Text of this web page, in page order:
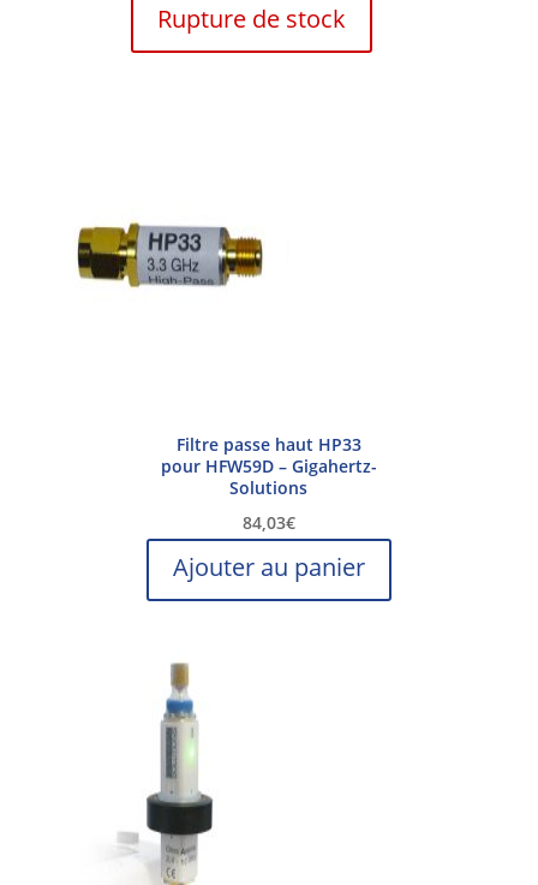
Rupture de stock
Filtre passe haut HP33
pour HFW59D – Gigahertz-
Solutions
84,03€
Ajouter au panier